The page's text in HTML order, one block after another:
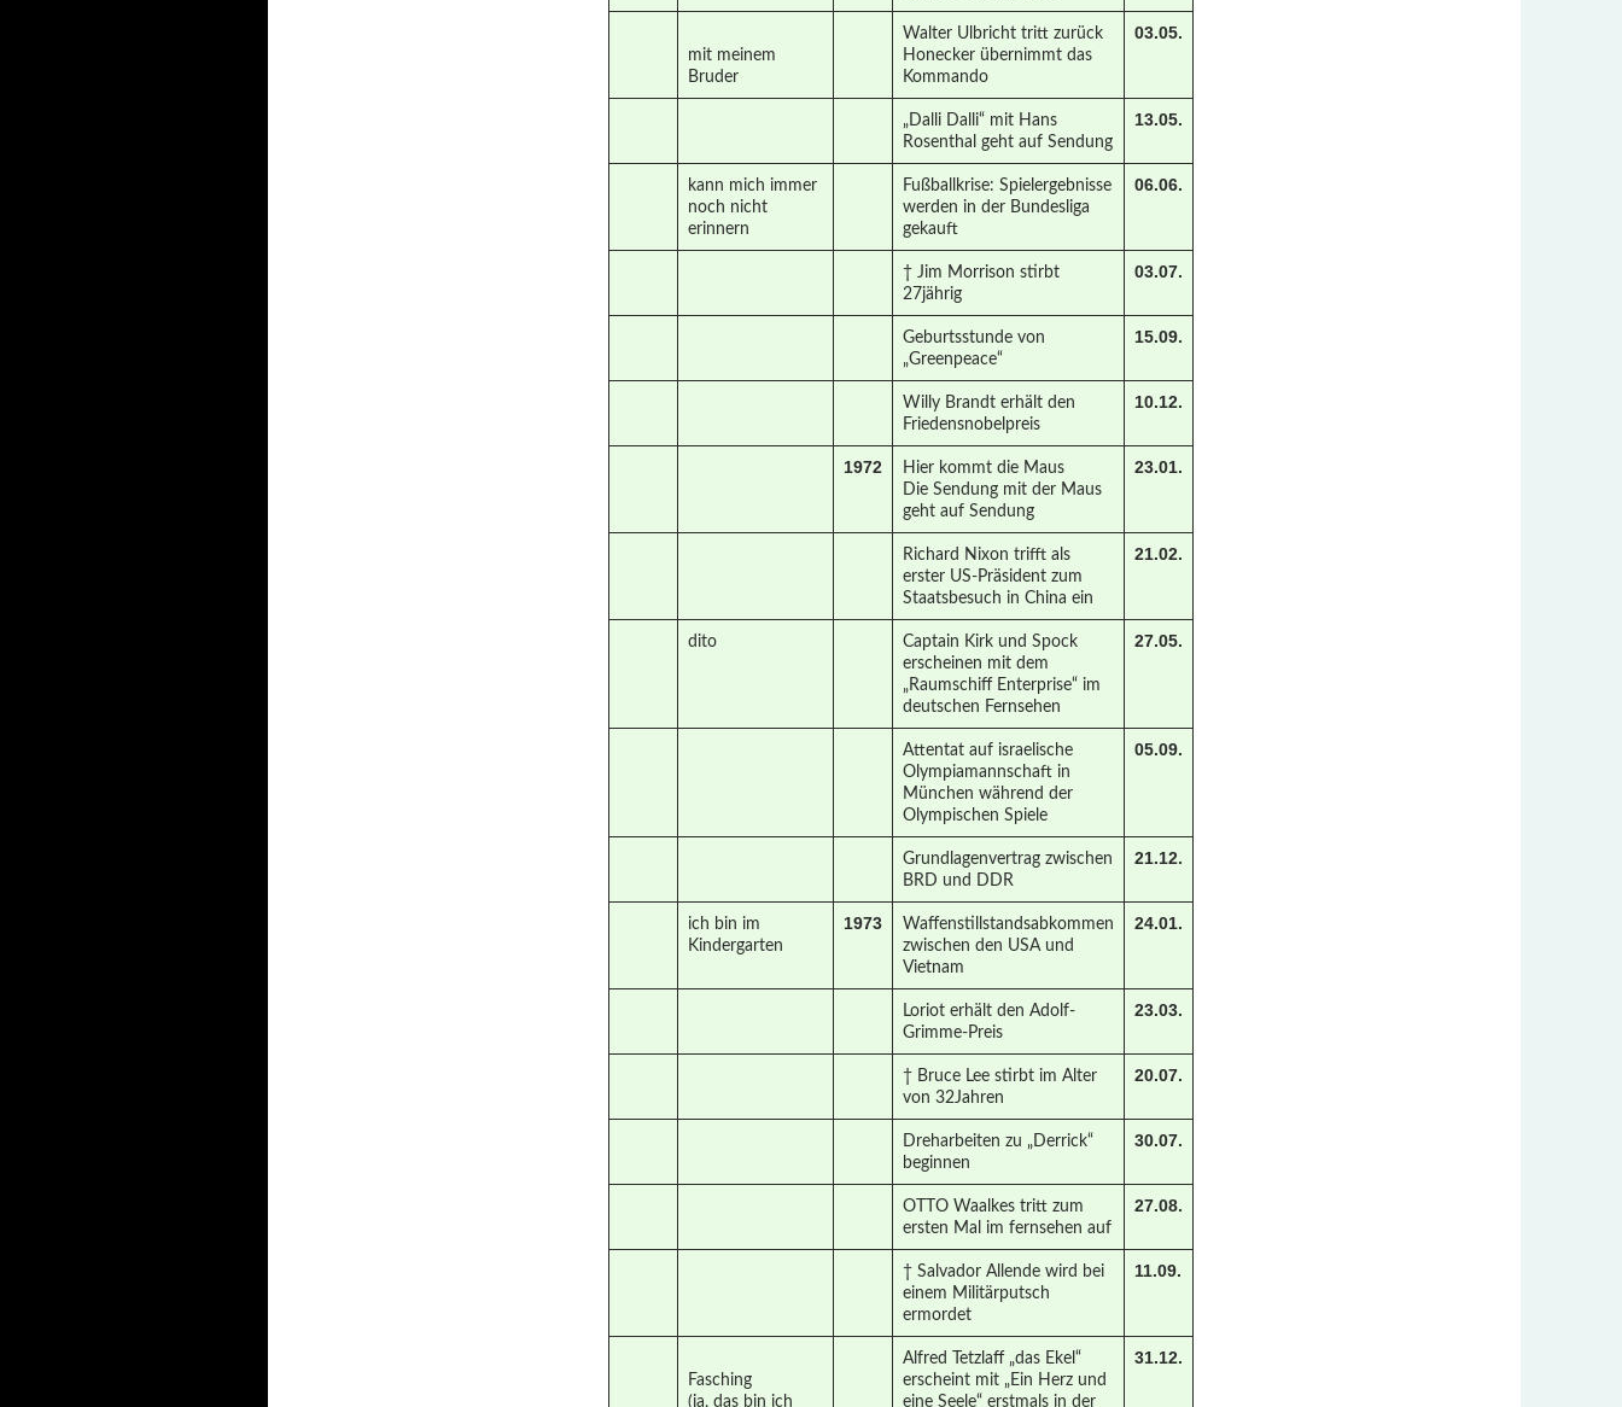
mit meinem
Bruder
Walter Ulbricht tritt zurück
Honecker übernimmt das
Kommando
03.05.
„Dalli Dalli“ mit Hans
Rosenthal geht auf Sendung
13.05.
kann mich immer
noch nicht
erinnern
Fußballkrise: Spielergebnisse
werden in der Bundesliga
gekauft
06.06.
† Jim Morrison stirbt
27jährig
03.07.
Geburtsstunde von
„Greenpeace“
15.09.
Willy Brandt erhält den
Friedensnobelpreis
10.12.
1972
Hier kommt die Maus
Die Sendung mit der Maus
geht auf Sendung
23.01.
Richard Nixon trifft als
erster US-Präsident zum
Staatsbesuch in China ein
21.02.
dito
Captain Kirk und Spock
erscheinen mit dem
„Raumschiff Enterprise“ im
deutschen Fernsehen
27.05.
Attentat auf israelische
Olympiamannschaft in
München während der
Olympischen Spiele
05.09.
Grundlagenvertrag zwischen
BRD und DDR
21.12.
ich bin im
Kindergarten
1973
Waffenstillstandsabkommen
zwischen den USA und
Vietnam
24.01.
Loriot erhält den Adolf-
Grimme-Preis
23.03.
† Bruce Lee stirbt im Alter
von 32Jahren
20.07.
Dreharbeiten zu „Derrick“
beginnen
30.07.
OTTO Waalkes tritt zum
ersten Mal im fernsehen auf
27.08.
† Salvador Allende wird bei
einem Militärputsch
ermordet
11.09.
Fasching
(ja, das bin ich
Alfred Tetzlaff „das Ekel“
erscheint mit „Ein Herz und
eine Seele“ erstmals in der
31.12.